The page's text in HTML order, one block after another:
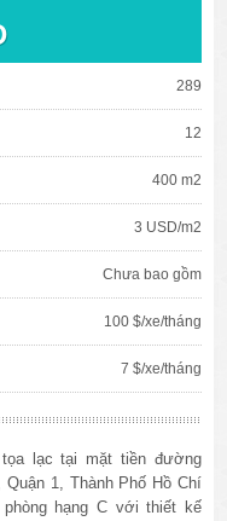
289
12
400 m2
3 USD/m2
Chưa bao gồm
100 $/xe/tháng
7 $/xe/tháng
tọa lạc tại mặt tiền đường
1, Thành Phố Hồ Chí
hạng C với thiết kế